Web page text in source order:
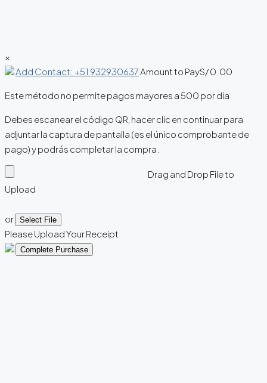
×
Add Contact: +51 932930637Amount to PayS/0.00
Este método no permite pagos mayores a 500 por día.
Debes escanear el código QR, hacer clic en continuar para
adjuntar la captura de pantalla (es el único comprobante de
pago) y podrás completar la compra.
Drag and Drop File to
Upload
or Select File
Please Upload Your Receipt